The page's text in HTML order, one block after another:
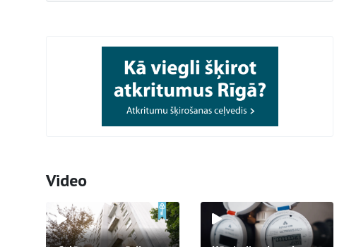
Video